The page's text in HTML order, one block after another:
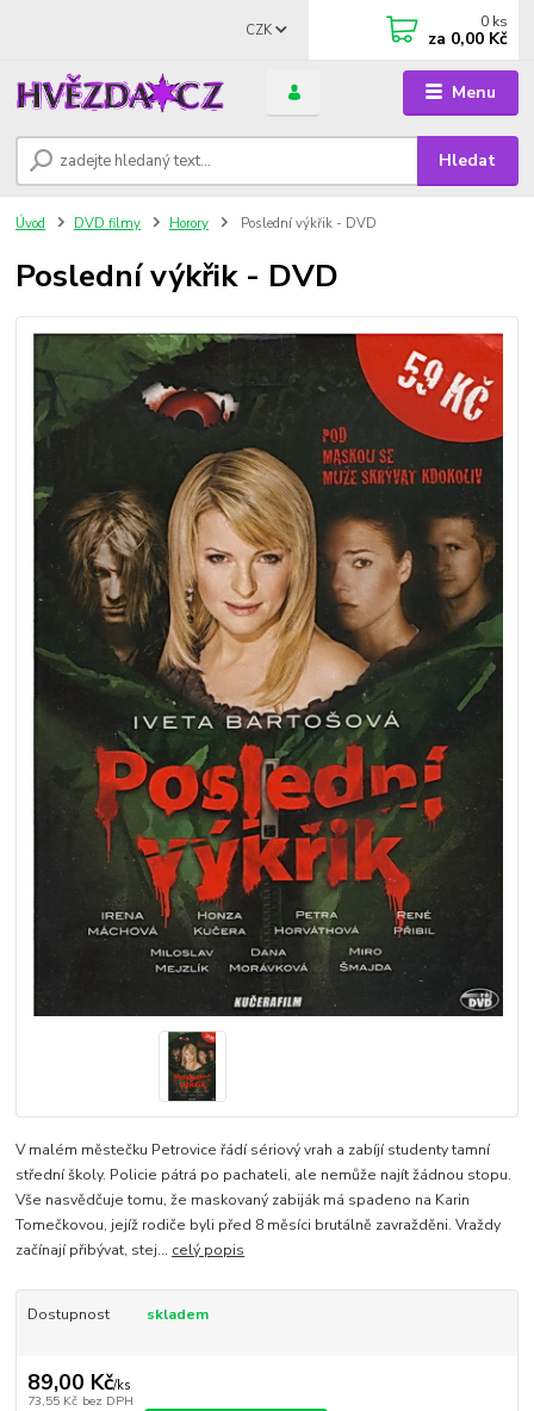
Menu
CZK
Hledat
0 ks
za 0,00 Kč
Úvod DVD filmy Horory Poslední výkřik - DVD
Poslední výkřik - DVD
V malém městečku Petrovice řádí sériový vrah a zabíjí studenty tamní
střední školy. Policie pátrá po pachateli, ale nemůže najít žádnou stopu.
Vše nasvědčuje tomu, že maskovaný zabiják má spadeno na Karin
Tomečkovou, jejíž rodiče byli před 8 měsíci brutálně zavražděni. Vraždy
začínají přibývat, stej... celý popis
Dostupnost skladem
89,00 Kč/ks
73,55 Kč bez DPH